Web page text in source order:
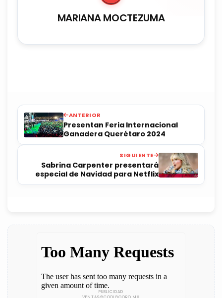
MARIANA MOCTEZUMA
ANTERIOR
Presentan Feria Internacional
Ganadera Querétaro 2024
SIGUIENTE
Sabrina Carpenter presentará
especial de Navidad para Netflix